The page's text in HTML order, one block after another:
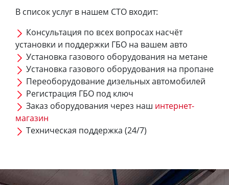
В список услуг в нашем СТО входит:
Консультация по всех вопросах насчёт
установки и поддержки ГБО на вашем авто
Установка газового оборудования на метане
Установка газового оборудования на пропане
Переоборудование дизельных автомобилей
Регистрация ГБО под ключ
Заказ оборудования через наш интернет-
магазин
Техническая поддержка (24/7)